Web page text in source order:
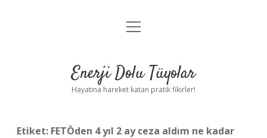
Anasayfa
Yasal Uyarı
menüyü
Enerji Dolu Tüyolar
Hayatına hareket katan pratik fikirler!
Etiket: FETÖden 4 yıl 2 ay ceza aldım ne kadar